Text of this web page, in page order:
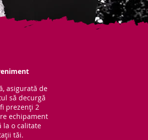
asigurată de
să decurgă
prezenți 2
echipament
la o calitate
tăi.